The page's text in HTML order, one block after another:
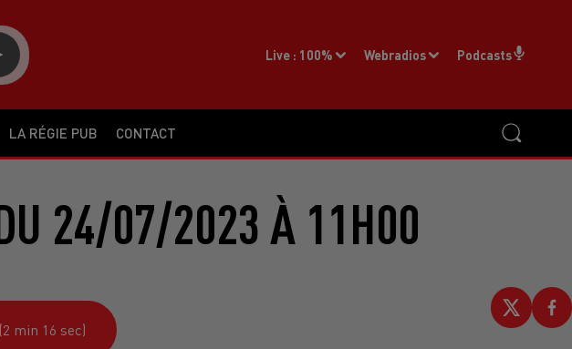
LA RÉGIE PUB CONTACT
Live : 100% Webradios Podcasts
24/07/2023 À 11H00
min 16 sec)